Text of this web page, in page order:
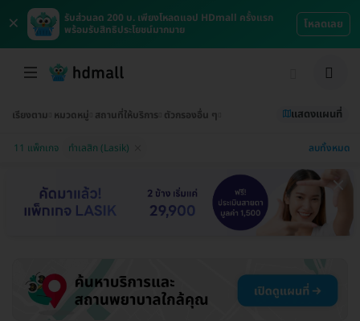
×
รับส่วนลด 200 บ. เพียงโหลดแอป HDmall ครั้งแรก
พร้อมรับสิทธิประโยชน์มากมาย
โหลดเลย
เรียงตาม หมวดหมู่ สถานที่ให้บริการ ตัวกรองอื่น ๆ แสดงแผนที่
11 แพ็กเกจ ทำเลสิก (Lasik) ลบทั้งหมด